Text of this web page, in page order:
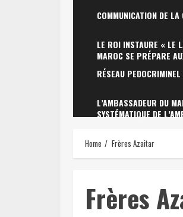
COMMUNICATION DE
LE ROI INSTAURE « LE
MAROC SE PRÉPARE
RÉSEAU
L’AMBASSADEUR DU
SYSTÉMATIQUE DE
Home Frères Azaitar
Frères